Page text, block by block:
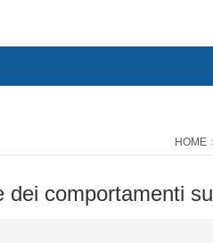
HOME
comportamenti